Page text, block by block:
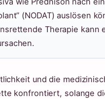
(NODAT) auslösen
Therapie kann
und die
konfrontiert, solange